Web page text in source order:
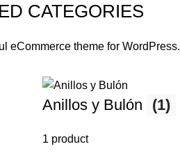
CATEGORIES
eCommerce theme for WordPress.
Anillos y Bulón (1)
1 product